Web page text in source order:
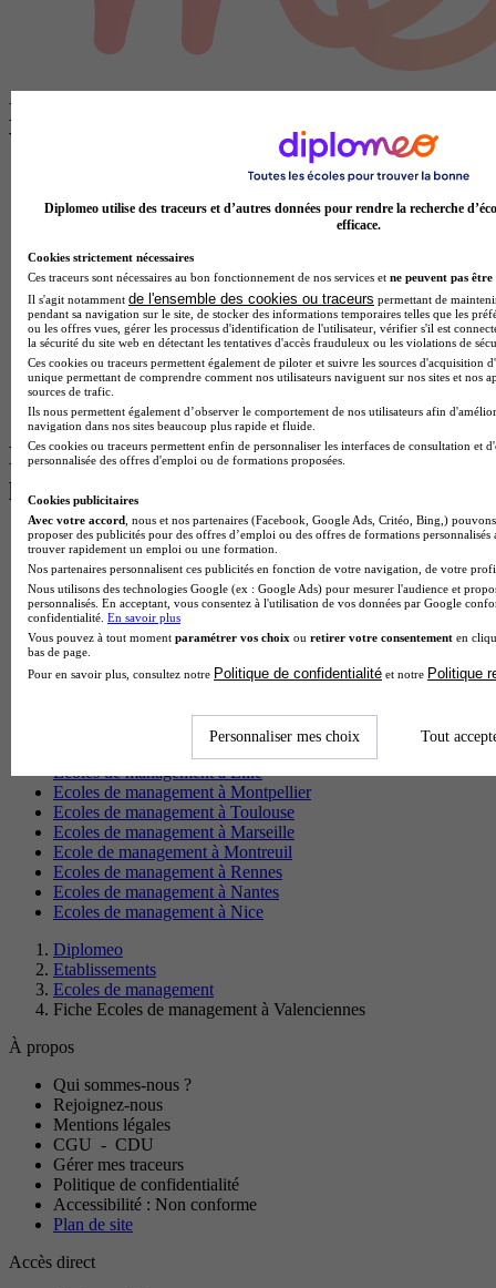
Les Ecoles de management proches de
Valenciennes
Ecole de management à Cambrai
Ecoles de management à Amiens
Ecoles de management à Reims
Ecoles de management à Arras
Ecoles de management à Compiègne
Ecole de management à Charleville-Mézières
Ecole de management à Laon
Ecole de management à Saint-Quentin
Ecoles de management à Beauvais
Ecole de management à Soissons
Les Ecoles de management par ville les
plus recherchées
Ecole de management à Antibes
Ecole de management à Fréjus
Ecole de management à Menton
Ecole de management à Calais
Ecole de management à Cambrai
Ecole de management à Istres
Ecole de management à La Seyne-sur-Mer
Ecoles de management à Paris
Ecoles de management à Grenoble
Ecoles de management à Strasbourg
Ecoles de management à Lille
Ecoles de management à Montpellier
Ecoles de management à Toulouse
Ecoles de management à Marseille
Ecole de management à Montreuil
Ecoles de management à Rennes
Ecoles de management à Nantes
Ecoles de management à Nice
Diplomeo
Etablissements
Ecoles de management
Fiche Ecoles de management à Valenciennes
À propos
Qui sommes-nous ?
Rejoignez-nous
Mentions légales
CGU - CDU
Gérer mes traceurs
Politique de confidentialité
Accessibilité : Non conforme
Plan de site
Accès direct
Diplomeo utilise des traceurs et d’autres données pour rendre la recherche
efficace.
Cookies strictement nécessaires
Ces traceurs sont nécessaires au bon fonctionnement de nos services et ne peuvent pas être
Il s'agit notamment de l'ensemble des cookies ou traceurs permettant de
pendant sa navigation sur le site, de stocker des informations temporaires telles que les
ou les offres vues, gérer les processus d'identification de l'utilisateur, vérifier s'il est
la sécurité du site web en détectant les tentatives d'accès frauduleux ou les violations de
Ces cookies ou traceurs permettent également de piloter et suivre les sources d'acquisition
unique permettant de comprendre comment nos utilisateurs naviguent sur nos sites et nos
sources de trafic.
Ils nous permettent également d’observer le comportement de nos utilisateurs afin
navigation dans nos sites beaucoup plus rapide et fluide.
Ces cookies ou traceurs permettent enfin de personnaliser les interfaces de consultation et
personnalisée des offres d'emploi ou de formations proposées.
Cookies publicitaires
Avec votre accord , nous et nos partenaires (Facebook, Google Ads, Critéo, Bing,)
proposer des publicités pour des offres d’emploi ou des offres de formations
trouver rapidement un emploi ou une formation.
Nos partenaires personnalisent ces publicités en fonction de votre navigation, de votre
Nous utilisons des technologies Google (ex : Google Ads) pour mesurer l'audience et
personnalisés. En acceptant, vous consentez à l'utilisation de vos données par Google
confidentialité. En savoir plus
Vous pouvez à tout moment paramétrer vos choix ou retirer votre consentement en
bas de page.
Pour en savoir plus, consultez notre Politique de confidentialité et notre Politique
Personnaliser mes choix Tout